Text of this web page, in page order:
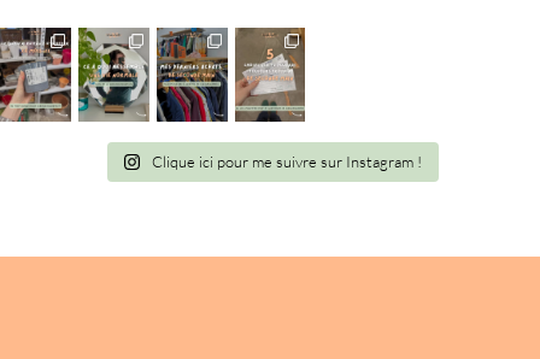
Clique ici pour me suivre sur Instagram !